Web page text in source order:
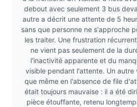
debout avec seulement 3 bus
autre a décrit une attente de 5
sans que personne ne s'approche
les traiter. Une frustration
ne vient pas seulement de la
l'inactivité apparente et du
visible pendant l'attente. Un autre
que même en l'absence de file
était toujours mauvaise : il a été
pièce étouffante, retenu